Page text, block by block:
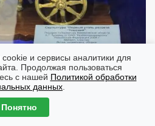
и сервисы аналитики для
Продолжая пользоваться
с нашей Политикой обработки
данных
Понятно